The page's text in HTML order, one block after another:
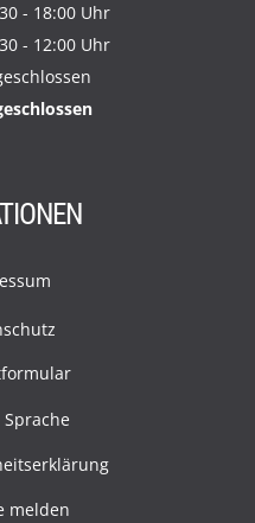
Von 08:30 bis 12:00 Uhr
- 18:00 Uhr
Von 13:30 bis 18:00 Uhr
- 12:00 Uhr
Von 08:30 bis 12:00 Uhr
melden